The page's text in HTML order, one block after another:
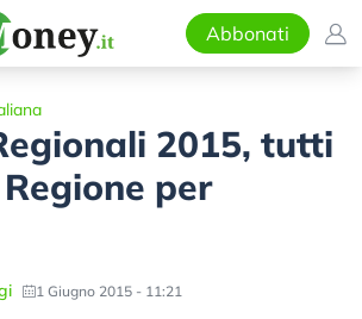
Abbonati
2015, tutti
per
1 Giugno 2015 - 11:21